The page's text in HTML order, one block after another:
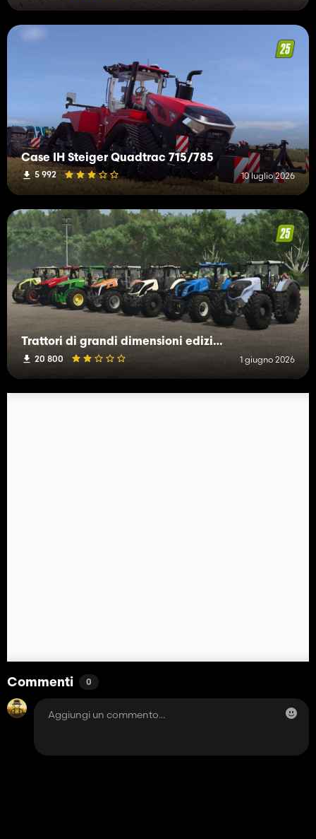
Case IH Steiger Quadtrac 715/785
5 992 10 luglio 2026
Trattori di grandi dimensioni edizione Bundesliga
20 800 1 giugno 2026
Commenti 0